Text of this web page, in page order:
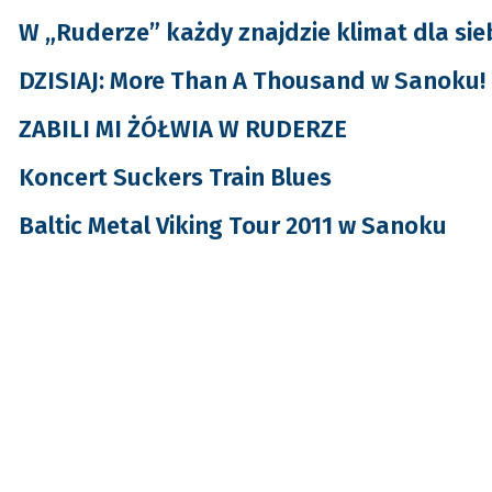
W „Ruderze” każdy znajdzie klimat dla
DZISIAJ: More Than A Thousand w Sanoku!
ZABILI MI ŻÓŁWIA W RUDERZE
Koncert Suckers Train Blues
Baltic Metal Viking Tour 2011 w Sanoku